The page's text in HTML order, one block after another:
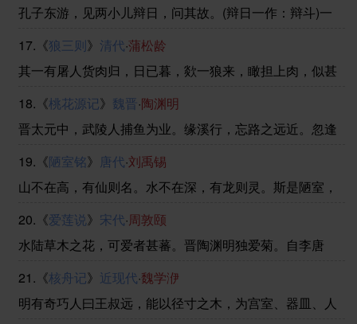
孔子东游，见两小儿辩日，问其故。(辩日一作：辩斗)一
初出远，而日中时近也。一儿曰：“日初出大如车盖，及日
中则如盘盂，此不为远者小而近者大乎？”一儿曰 ......
17.《狼三则》 清代·蒲松龄
其一有屠人货肉归，日已暮，欻一狼来，瞰担上肉，似甚
之。屠无计，思狼所欲者肉，不如姑悬诸树而早取之。遂
钩肉，翘足挂树间，示以空担。狼乃止。屠归。昧爽，往
......
18.《桃花源记》 魏晋·陶渊明
晋太元中，武陵人捕鱼为业。缘溪行，忘路之远近。忽逢
渔人甚异之。复前行，欲穷其林。林尽水源，便得一山，
山有小口，仿佛若有光。便舍船，从口入。初极狭，才通
......
19.《陋室铭》 唐代·刘禹锡
山不在高，有仙则名。水不在深，有龙则灵。斯是陋室，
无白丁。可以调素琴，阅金经。无丝竹之乱耳，无案牍之
劳形。南阳诸葛庐，西蜀子云亭。孔子云：何陋之有？
20.《爱莲说》 宋代·周敦颐
水陆草木之花，可爱者甚蕃。晋陶渊明独爱菊。自李唐
不妖，中通外直，不蔓不枝，香远益清，亭亭净植，可远
观而不可亵玩焉。(盛爱一作：甚爱)予谓菊，花之隐逸者
......
21.《核舟记》 近现代·魏学洢
明有奇巧人曰王叔远，能以径寸之木，为宫室、器皿、人